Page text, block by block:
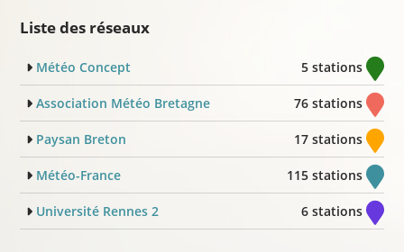
Liste des réseaux
Météo Concept 5 stations
Association Météo Bretagne 76 stations
Paysan Breton 17 stations
Météo-France 115 stations
Université Rennes 2 6 stations